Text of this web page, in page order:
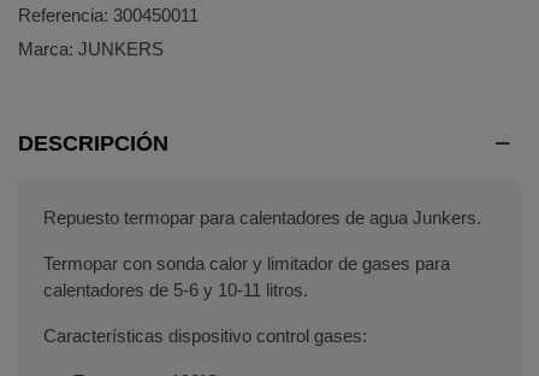
Referencia: 300450011
Marca: JUNKERS
DESCRIPCIÓN
Repuesto termopar para calentadores de agua Junkers.
Termopar con sonda calor y limitador de gases para
calentadores de 5-6 y 10-11 litros.
Características dispositivo control gases: